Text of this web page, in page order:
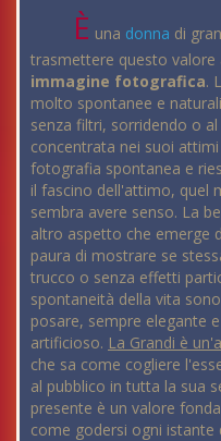
È una donna di
trasmettere questo valore
immagine fotografica.
molto spontanee e
senza filtri, sorridendo o
concentrata nei suoi
fotografia spontanea e
il fascino dell'attimo, quel
sembra avere senso. La
altro aspetto che emerge
paura di mostrare se
trucco o senza effetti
spontaneità della vita
posare, sempre elegante
artificioso. La Grandi è
che sa come cogliere
al pubblico in tutta la sua
presente è un valore
come godersi ogni istante